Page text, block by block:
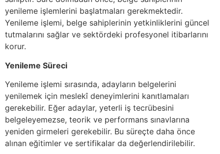
yenileme işlemlerini başlatmaları gerekmektedir.
Yenileme işlemi, belge sahiplerinin yetkinliklerini güncel
tutmalarını sağlar ve sektördeki profesyonel itibarlarını
korur.
Yenileme Süreci
Yenileme işlemi sırasında, adayların belgelerini
yenilemek için meslekî deneyimlerini kanıtlamaları
gerekebilir. Eğer adaylar, yeterli iş tecrübesini
belgeleyemezse, teorik ve performans sınavlarına
yeniden girmeleri gerekebilir. Bu süreçte daha önce
alınan eğitimler ve sertifikalar da değerlendirilebilir.